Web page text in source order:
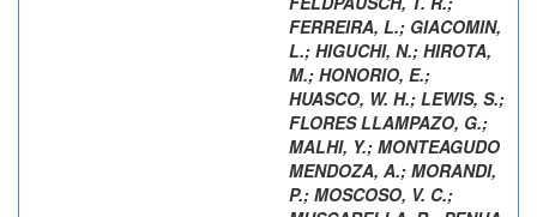
FERREIRA, L.; GIACOMIN,
L.; HIGUCHI, N.; HIROTA,
M.; HONORIO, E.;
HUASCO, W. H.; LEWIS, S.;
FLORES LLAMPAZO, G.;
MALHI, Y.; MONTEAGUDO
MENDOZA, A.; MORANDI,
P.; MOSCOSO, V. C.;